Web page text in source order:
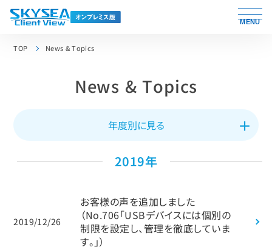
MENU
TOP News & Topics
News & Topics
年度別に見る
2019年
2019/12/26
お客様の声を追加しました
（No.706「USBデバイスには個別の
制限を設定し、管理を徹底していま
す。」）